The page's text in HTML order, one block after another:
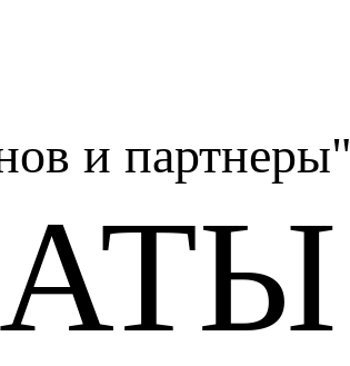
и партнеры"